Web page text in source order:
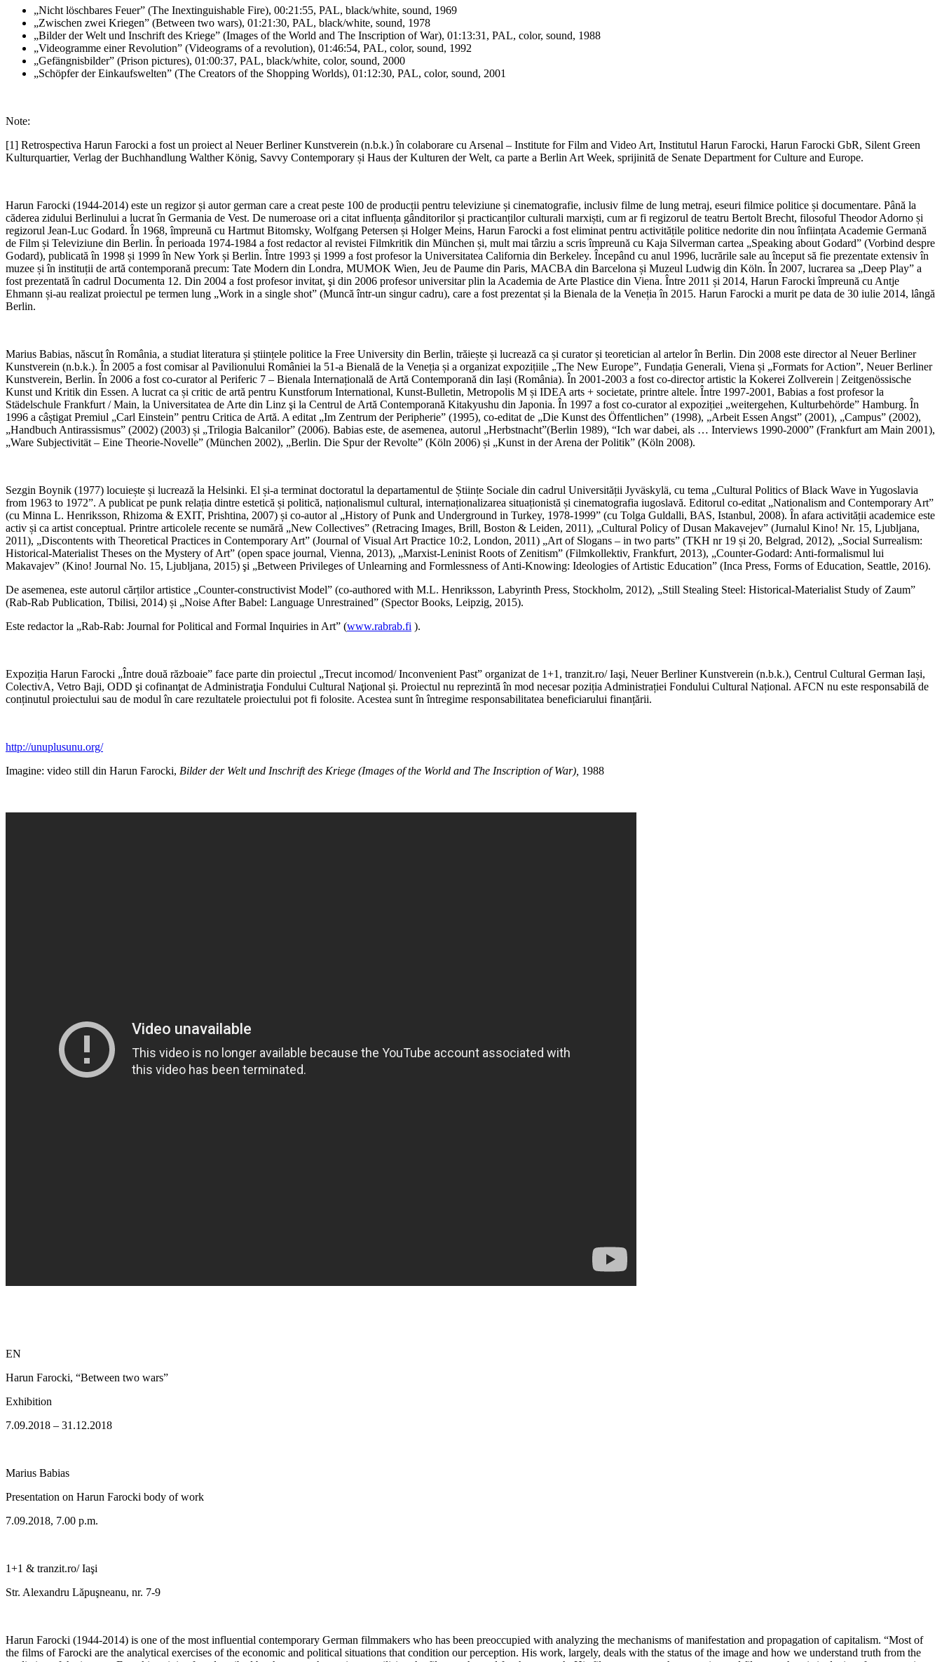
„Nicht löschbares Feuer” (The Inextinguishable Fire), 00:21:55, PAL, black/white, sound, 1969
„Zwischen zwei Kriegen” (Between two wars), 01:21:30, PAL, black/white, sound, 1978
„Bilder der Welt und Inschrift des Kriege” (Images of the World and The Inscription of War), 01:13:31, PAL, color, sound, 1988
„Videogramme einer Revolution” (Videograms of a revolution), 01:46:54, PAL, color, sound, 1992
„Gefängnisbilder” (Prison pictures), 01:00:37, PAL, black/white, color, sound, 2000
„Schöpfer der Einkaufswelten” (The Creators of the Shopping Worlds), 01:12:30, PAL, color, sound, 2001
Note:
[1] Retrospectiva Harun Farocki a fost un proiect al Neuer Berliner Kunstverein (n.b.k.) în colaborare cu Arsenal – Institute for Film and Video Art, Institutul Harun Farocki, Harun Farocki GbR, Silent Green
Kulturquartier, Verlag der Buchhandlung Walther König, Savvy Contemporary și Haus der Kulturen der Welt, ca parte a Berlin Art Week, sprijinită de Senate Department for Culture and Europe.
Harun Farocki (1944-2014) este un regizor și autor german care a creat peste 100 de producții pentru televiziune și cinematografie, inclusiv filme de lung metraj, eseuri filmice politice și documentare. Până la
căderea zidului Berlinului a lucrat în Germania de Vest. De numeroase ori a citat influența gânditorilor și practicanților culturali marxiști, cum ar fi regizorul de teatru Bertolt Brecht, filosoful Theodor Adorno și
regizorul Jean-Luc Godard. În 1968, împreună cu Hartmut Bitomsky, Wolfgang Petersen și Holger Meins, Harun Farocki a fost eliminat pentru activitățile politice nedorite din nou înființata Academie Germană
de Film și Televiziune din Berlin. În perioada 1974-1984 a fost redactor al revistei Filmkritik din München și, mult mai târziu a scris împreună cu Kaja Silverman cartea „Speaking about Godard” (Vorbind despre
Godard), publicată în 1998 și 1999 în New York și Berlin. Între 1993 și 1999 a fost profesor la Universitatea California din Berkeley. Începând cu anul 1996, lucrările sale au început să fie prezentate extensiv în
muzee și în instituții de artă contemporană precum: Tate Modern din Londra, MUMOK Wien, Jeu de Paume din Paris, MACBA din Barcelona și Muzeul Ludwig din Köln. În 2007, lucrarea sa „Deep Play” a
fost prezentată în cadrul Documenta 12. Din 2004 a fost profesor invitat, şi din 2006 profesor universitar plin la Academia de Arte Plastice din Viena. Între 2011 și 2014, Harun Farocki împreună cu Antje
Ehmann și-au realizat proiectul pe termen lung „Work in a single shot” (Muncă într-un singur cadru), care a fost prezentat și la Bienala de la Veneția în 2015. Harun Farocki a murit pe data de 30 iulie 2014, lângă
Berlin.
Marius Babias, născut în România, a studiat literatura și științele politice la Free University din Berlin, trăiește și lucrează ca și curator și teoretician al artelor în Berlin. Din 2008 este director al Neuer Berliner
Kunstverein (n.b.k.). În 2005 a fost comisar al Pavilionului României la 51-a Bienală de la Veneția și a organizat expozițiile „The New Europe”, Fundația Generali, Viena și „Formats for Action”, Neuer Berliner
Kunstverein, Berlin. În 2006 a fost co-curator al Periferic 7 – Bienala Internațională de Artă Contemporană din Iași (România). În 2001-2003 a fost co-director artistic la Kokerei Zollverein | Zeitgenössische
Kunst und Kritik din Essen. A lucrat ca și critic de artă pentru Kunstforum International, Kunst-Bulletin, Metropolis M și IDEA arts + societate, printre altele. Între 1997-2001, Babias a fost profesor la
Städelschule Frankfurt / Main, la Universitatea de Arte din Linz şi la Centrul de Artă Contemporană Kitakyushu din Japonia. În 1997 a fost co-curator al expoziției „weitergehen, Kulturbehörde” Hamburg. În
1996 a câștigat Premiul „Carl Einstein” pentru Critica de Artă. A editat „Im Zentrum der Peripherie” (1995), co-editat de „Die Kunst des Öffentlichen” (1998), „Arbeit Essen Angst” (2001), „Campus” (2002),
„Handbuch Antirassismus” (2002) (2003) și „Trilogia Balcanilor” (2006). Babias este, de asemenea, autorul „Herbstnacht”(Berlin 1989), “Ich war dabei, als … Interviews 1990-2000” (Frankfurt am Main 2001),
„Ware Subjectivität – Eine Theorie-Novelle” (München 2002), „Berlin. Die Spur der Revolte” (Köln 2006) și „Kunst in der Arena der Politik” (Köln 2008).
Sezgin Boynik (1977) locuiește și lucrează la Helsinki. El și-a terminat doctoratul la departamentul de Științe Sociale din cadrul Universității Jyväskylä, cu tema „Cultural Politics of Black Wave in Yugoslavia
from 1963 to 1972”. A publicat pe punk relația dintre estetică și politică, naționalismul cultural, internaționalizarea situaționistă și cinematografia iugoslavă. Editorul co-editat „Nationalism and Contemporary Art”
(cu Minna L. Henriksson, Rhizoma & EXIT, Prishtina, 2007) și co-autor al „History of Punk and Underground in Turkey, 1978-1999” (cu Tolga Guldalli, BAS, Istanbul, 2008). În afara activității academice este
activ și ca artist conceptual. Printre articolele recente se numără „New Collectives” (Retracing Images, Brill, Boston & Leiden, 2011), „Cultural Policy of Dusan Makavejev” (Jurnalul Kino! Nr. 15, Ljubljana,
2011), „Discontents with Theoretical Practices in Contemporary Art” (Journal of Visual Art Practice 10:2, London, 2011) „Art of Slogans – in two parts” (TKH nr 19 și 20, Belgrad, 2012), „Social Surrealism:
Historical-Materialist Theses on the Mystery of Art” (open space journal, Vienna, 2013), „Marxist-Leninist Roots of Zenitism” (Filmkollektiv, Frankfurt, 2013), „Counter-Godard: Anti-formalismul lui
Makavajev” (Kino! Journal No. 15, Ljubljana, 2015) şi „Between Privileges of Unlearning and Formlessness of Anti-Knowing: Ideologies of Artistic Education” (Inca Press, Forms of Education, Seattle, 2016).
De asemenea, este autorul cărților artistice „Counter-constructivist Model” (co-authored with M.L. Henriksson, Labyrinth Press, Stockholm, 2012), „Still Stealing Steel: Historical-Materialist Study of Zaum”
(Rab-Rab Publication, Tbilisi, 2014) și „Noise After Babel: Language Unrestrained” (Spector Books, Leipzig, 2015).
Este redactor la „Rab-Rab: Journal for Political and Formal Inquiries in Art” (www.rabrab.fi ).
Expoziția Harun Farocki „Între două războaie” face parte din proiectul „Trecut incomod/ Inconvenient Past” organizat de 1+1, tranzit.ro/ Iaşi, Neuer Berliner Kunstverein (n.b.k.), Centrul Cultural German Iași,
ColectivA, Vetro Baji, ODD şi cofinanţat de Administraţia Fondului Cultural Naţional și. Proiectul nu reprezintă în mod necesar poziția Administrației Fondului Cultural Național. AFCN nu este responsabilă de
conținutul proiectului sau de modul în care rezultatele proiectului pot fi folosite. Acestea sunt în întregime responsabilitatea beneficiarului finanțării.
http://unuplusunu.org/
Imagine: video still din Harun Farocki, Bilder der Welt und Inschrift des Kriege (Images of the World and The Inscription of War), 1988
EN
Harun Farocki, “Between two wars”
Exhibition
7.09.2018 – 31.12.2018
Marius Babias
Presentation on Harun Farocki body of work
7.09.2018, 7.00 p.m.
1+1 & tranzit.ro/ Iaşi
Str. Alexandru Lăpuşneanu, nr. 7-9
Harun Farocki (1944-2014) is one of the most influential contemporary German filmmakers who has been preoccupied with analyzing the mechanisms of manifestation and propagation of capitalism. “Most of
the films of Farocki are the analytical exercises of the economic and political situations that condition our perception. His work, largely, deals with the status of the image and how we understand truth from the